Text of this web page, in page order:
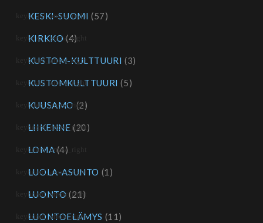
KESKI-SUOMI (57)
KIRKKO (4)
KUSTOM-KULTTUURI (3)
KUSTOMKULTTUURI (5)
KUUSAMO (2)
LIIKENNE (20)
LOMA (4)
LUOLA-ASUNTO (1)
LUONTO (21)
LUONTOELÄMYS (11)